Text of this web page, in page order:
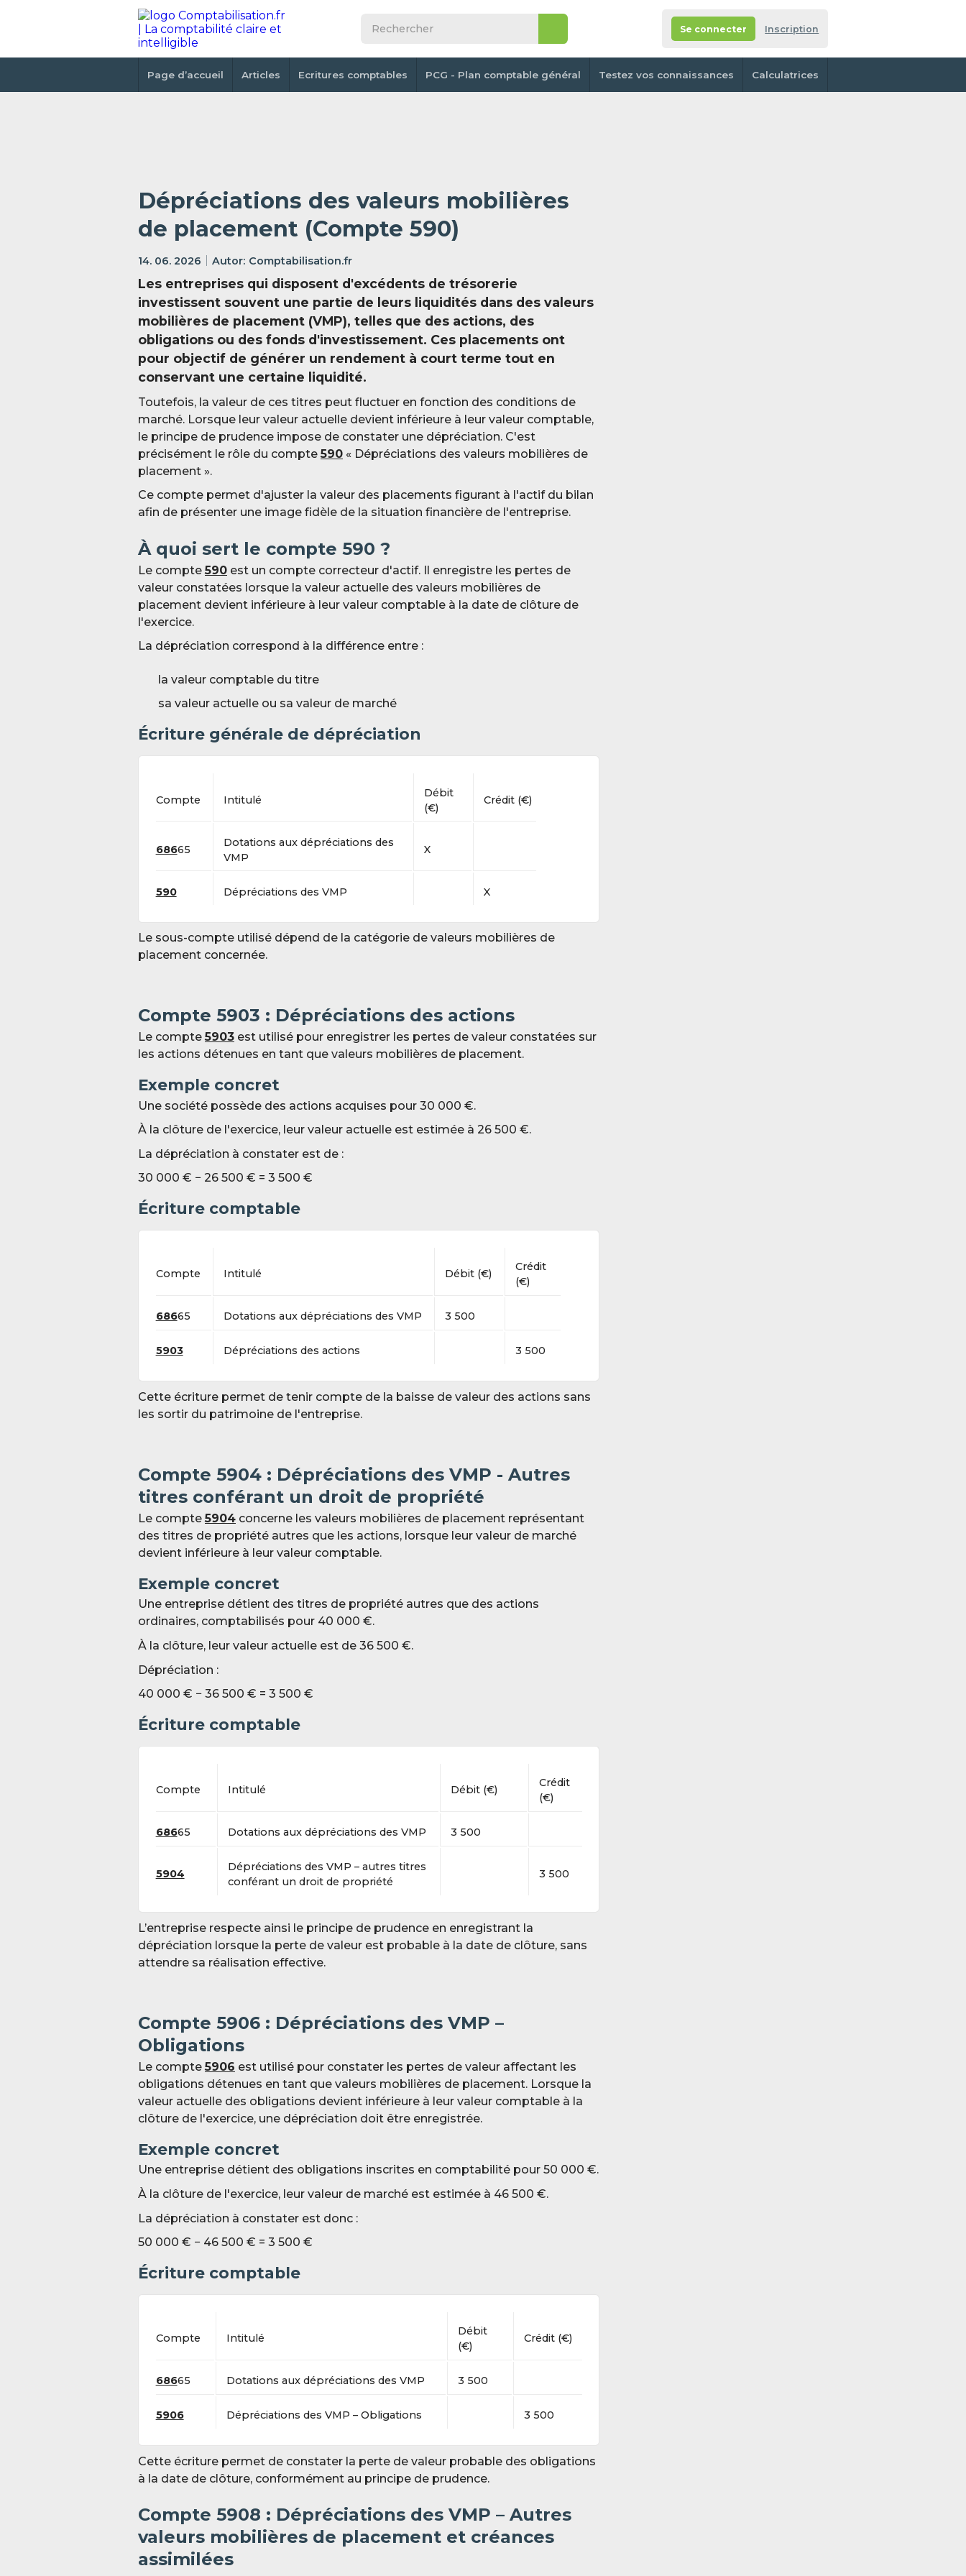
Se connecter Inscription
Page d’accueil Articles Ecritures comptables PCG - Plan comptable général Testez vos connaissances Calculatrices
Dépréciations des valeurs mobilières
de placement (Compte 590)
14. 06. 2026 Comptabilisation.fr
Les entreprises qui disposent d'excédents de trésorerie
investissent souvent une partie de leurs liquidités dans des valeurs
mobilières de placement (VMP), telles que des actions, des
obligations ou des fonds d'investissement. Ces placements ont
pour objectif de générer un rendement à court terme tout en
conservant une certaine liquidité.
Toutefois, la valeur de ces titres peut fluctuer en fonction des conditions de
marché. Lorsque leur valeur actuelle devient inférieure à leur valeur comptable,
le principe de prudence impose de constater une dépréciation. C'est
précisément le rôle du compte590 « Dépréciations des valeurs mobilières de
placement ».
Ce compte permet d'ajuster la valeur des placements figurant à l'actif du bilan
afin de présenter une image fidèle de la situation financière de l'entreprise.
À quoi sert le compte 590 ?
Le compte590 est un compte correcteur d'actif. Il enregistre les pertes de
valeur constatées lorsque la valeur actuelle des valeurs mobilières de
placement devient inférieure à leur valeur comptable à la date de clôture de
l'exercice.
La dépréciation correspond à la différence entre :
la valeur comptable du titre
sa valeur actuelle ou sa valeur de marché
Écriture générale de dépréciation
Compte Intitulé
Débit
(€)
Crédit (€)
68665
Dotations aux dépréciations des
VMP
X
590 Dépréciations des VMP X
Le sous-compte utilisé dépend de la catégorie de valeurs mobilières de
placement concernée.
Compte 5903 : Dépréciations des actions
Le compte5903 est utilisé pour enregistrer les pertes de valeur constatées sur
les actions détenues en tant que valeurs mobilières de placement.
Exemple concret
Une société possède des actions acquises pour 30 000 €.
À la clôture de l'exercice, leur valeur actuelle est estimée à 26 500 €.
La dépréciation à constater est de :
30 000 € − 26 500 € = 3 500 €
Écriture comptable
Compte Intitulé Débit (€)
Crédit
(€)
68665 Dotations aux dépréciations des VMP 3 500
5903 Dépréciations des actions 3 500
Cette écriture permet de tenir compte de la baisse de valeur des actions sans
les sortir du patrimoine de l'entreprise.
Compte 5904 : Dépréciations des VMP - Autres
titres conférant un droit de propriété
Le compte5904 concerne les valeurs mobilières de placement représentant
des titres de propriété autres que les actions, lorsque leur valeur de marché
devient inférieure à leur valeur comptable.
Exemple concret
Une entreprise détient des titres de propriété autres que des actions
ordinaires, comptabilisés pour 40 000 €.
À la clôture, leur valeur actuelle est de 36 500 €.
Dépréciation :
40 000 € − 36 500 € = 3 500 €
Écriture comptable
Compte Intitulé Débit (€)
Crédit
(€)
68665 Dotations aux dépréciations des VMP 3 500
5904
Dépréciations des VMP – autres titres
conférant un droit de propriété
3 500
L’entreprise respecte ainsi le principe de prudence en enregistrant la
dépréciation lorsque la perte de valeur est probable à la date de clôture, sans
attendre sa réalisation effective.
Compte 5906 : Dépréciations des VMP –
Obligations
Le compte5906 est utilisé pour constater les pertes de valeur affectant les
obligations détenues en tant que valeurs mobilières de placement. Lorsque la
valeur actuelle des obligations devient inférieure à leur valeur comptable à la
clôture de l'exercice, une dépréciation doit être enregistrée.
Exemple concret
Une entreprise détient des obligations inscrites en comptabilité pour 50 000 €.
À la clôture de l'exercice, leur valeur de marché est estimée à 46 500 €.
La dépréciation à constater est donc :
50 000 € − 46 500 € = 3 500 €
Écriture comptable
Compte Intitulé
Débit
(€)
Crédit (€)
68665 Dotations aux dépréciations des VMP 3 500
5906 Dépréciations des VMP – Obligations 3 500
Cette écriture permet de constater la perte de valeur probable des obligations
à la date de clôture, conformément au principe de prudence.
Compte 5908 : Dépréciations des VMP – Autres
valeurs mobilières de placement et créances
assimilées